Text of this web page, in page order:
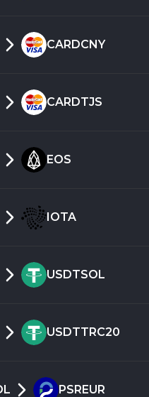
CARDCNY
CARDTJS
EOS
IOTA
USDTSOL
USDTTRC20
PSREUR